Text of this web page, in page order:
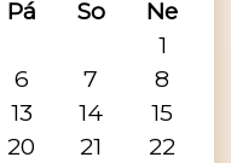
Pá So
Ne
1
6 7
8
13 14
15
20 21
22